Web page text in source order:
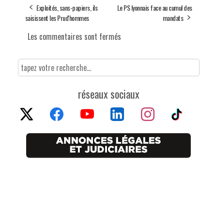
Exploités, sans-papiers, ils
saisissent les Prud'hommes
Le PS lyonnais face au cumul des
mandats
Les commentaires sont fermés
réseaux sociaux